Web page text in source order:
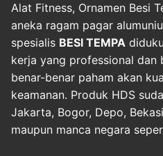
Alat Fitness, Ornamen Besi
aneka ragam pagar
spesialis BESI TEMPA
kerja yang professional dan
benar-benar paham akan
keamanan. Produk HDS
Jakarta, Bogor, Depo,
maupun manca negara